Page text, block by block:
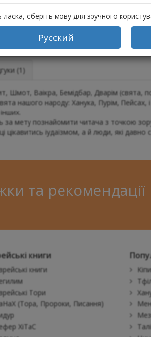
ласка, оберіть мову для зручного
Русский
(1)
Шмот, Ваікра, Бемідбар, Дварім (свята,
нашого народу: Ханука, Пурім,
мету познайомити читача з точкою
цікавитись іудаїзмом, а й люди, які
та рекомендації
книги
книги
Тори
(Тора, Пророки, Писання)
ХіТаС
Кіпи